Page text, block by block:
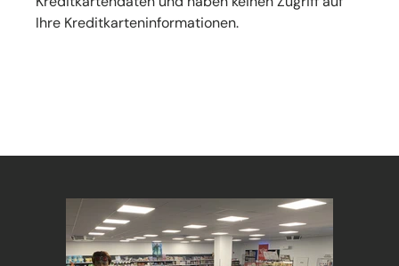
Ihre Kreditkarteninformationen.